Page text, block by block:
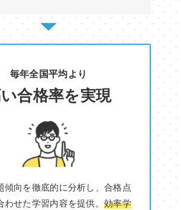
毎年全国平均より
合格率を実現
傾向を徹底的に分析し、合格点
わせた学習内容を提供。 効率学